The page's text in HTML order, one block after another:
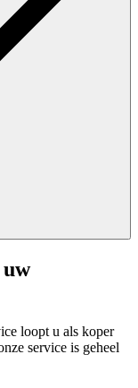
loopt u als koper
service is geheel